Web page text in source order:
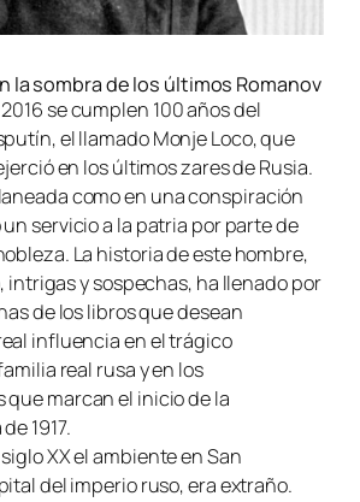
la sombra de los últimos Romanov
se cumplen 100 años del
el llamadoMonje Loco, que
en los últimos zares de Rusia.
como en una conspiración
servicio a la patria por parte de
La historia de este hombre,
intrigas y sospechas, ha llenado por
de los libros que desean
influencia en el trágico
real rusa y en los
marcan el inicio de la
1917.
XX el ambiente en San
del imperio ruso, era extraño.